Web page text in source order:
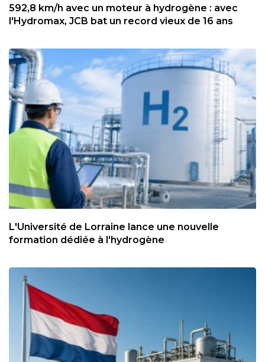
592,8 km/h avec un moteur à hydrogène : avec
l'Hydromax, JCB bat un record vieux de 16 ans
L'Université de Lorraine lance une nouvelle
formation dédiée à l'hydrogène